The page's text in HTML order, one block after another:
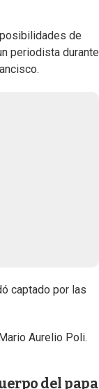
de
periodista durante
captado por las
Aurelio Poli.
del papa